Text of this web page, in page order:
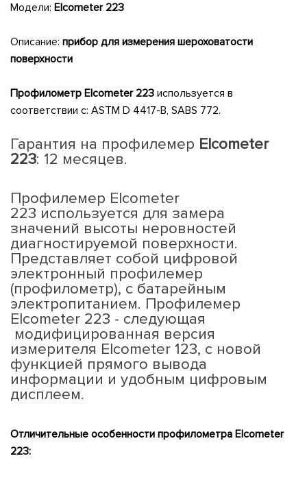
Модели: Elcometer 223
Описание: прибор для измерения шероховатости
поверхности
Профилометр Elcometer223 используется в
соответствии с: ASTM D 4417-B, SABS 772.
Гарантия на профилемер Elcometer
223: 12 месяцев.
Профилемер Elcometer
223 используется для замера
значений высоты неровностей
диагностируемой поверхности.
Представляет собой цифровой
электронный профилемер
(профилометр), с батарейным
электропитанием. Профилемер
Elcometer 223 - следующая
модифицированная версия
измерителя Elcometer 123, с новой
функцией прямого вывода
информации и удобным цифровым
дисплеем.
Отличительные особенности профилометра Elcometer
223: